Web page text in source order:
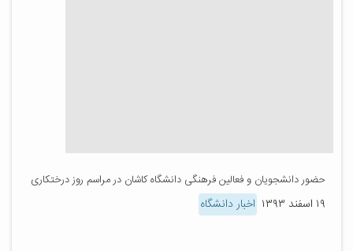
حضور دانشجویان و فعالین فرهنگی دانشگاه کاشان در مراسم روز درختکاری
۱۹ اسفند ۱۳۹۳ اخبار دانشگاه